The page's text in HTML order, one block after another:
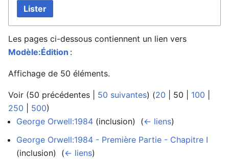
Lister
Les pages ci-dessous contiennent un lien vers
Modèle:Édition :
Affichage de 50 éléments.
Voir (50 précédentes 50 suivantes) (20 50 100
250
500)
George Orwell:1984 (inclusion) ‎ (← liens)
George Orwell:1984 - Première Partie - Chapitre I
(inclusion) ‎ (← liens)